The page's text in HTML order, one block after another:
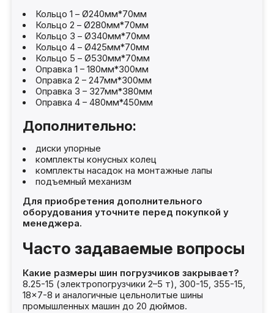
Кольцо 1 – Ø240мм*70мм
Кольцо 2 – Ø280мм*70мм
Кольцо 3 – Ø340мм*70мм
Кольцо 4 – Ø425мм*70мм
Кольцо 5 – Ø530мм*70мм
Оправка 1 – 180мм*300мм
Оправка 2 – 247мм*300мм
Оправка 3 – 327мм*380мм
Оправка 4 – 480мм*450мм
Дополнительно:
диски упорные
комплекты конусных колец
комплекты насадок на монтажные лапы
подъемный механизм
Для приобретения дополнительного
оборудования уточните перед покупкой у
менеджера.
Часто задаваемые вопросы
Какие размеры шин погрузчиков закрывает?
8.25-15 (электропогрузчики 2–5 т), 300-15, 355-15,
18×7-8 и аналогичные цельнолитые шины
промышленных машин до 20 дюймов.